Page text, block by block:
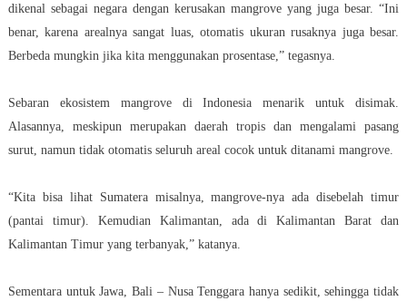
dikenal sebagai negara dengan kerusakan mangrove yang juga besar. “Ini
benar, karena arealnya sangat luas, otomatis ukuran rusaknya juga besar.
Berbeda mungkin jika kita menggunakan prosentase,” tegasnya.
Sebaran ekosistem mangrove di Indonesia menarik untuk disimak.
Alasannya, meskipun merupakan daerah tropis dan mengalami pasang
surut, namun tidak otomatis seluruh areal cocok untuk ditanami mangrove.
“Kita bisa lihat Sumatera misalnya, mangrove-nya ada disebelah timur
(pantai timur). Kemudian Kalimantan, ada di Kalimantan Barat dan
Kalimantan Timur yang terbanyak,” katanya.
Sementara untuk Jawa, Bali – Nusa Tenggara hanya sedikit, sehingga tidak